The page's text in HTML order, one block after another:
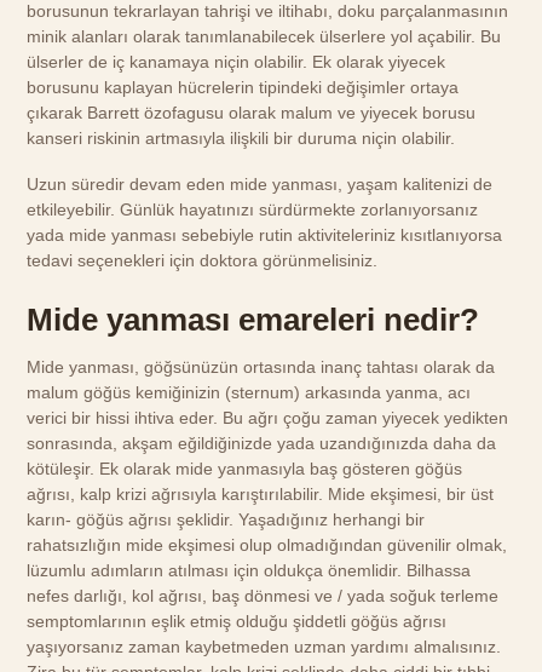
borusunun tekrarlayan tahrişi ve iltihabı, doku parçalanmasının
minik alanları olarak tanımlanabilecek ülserlere yol açabilir. Bu
ülserler de iç kanamaya niçin olabilir. Ek olarak yiyecek
borusunu kaplayan hücrelerin tipindeki değişimler ortaya
çıkarak Barrett özofagusu olarak malum ve yiyecek borusu
kanseri riskinin artmasıyla ilişkili bir duruma niçin olabilir.
Uzun süredir devam eden mide yanması, yaşam kalitenizi de
etkileyebilir. Günlük hayatınızı sürdürmekte zorlanıyorsanız
yada mide yanması sebebiyle rutin aktiviteleriniz kısıtlanıyorsa
tedavi seçenekleri için doktora görünmelisiniz.
Mide yanması emareleri nedir?
Mide yanması, göğsünüzün ortasında inanç tahtası olarak da
malum göğüs kemiğinizin (sternum) arkasında yanma, acı
verici bir hissi ihtiva eder. Bu ağrı çoğu zaman yiyecek yedikten
sonrasında, akşam eğildiğinizde yada uzandığınızda daha da
kötüleşir. Ek olarak mide yanmasıyla baş gösteren göğüs
ağrısı, kalp krizi ağrısıyla karıştırılabilir. Mide ekşimesi, bir üst
karın- göğüs ağrısı şeklidir. Yaşadığınız herhangi bir
rahatsızlığın mide ekşimesi olup olmadığından güvenilir olmak,
lüzumlu adımların atılması için oldukça önemlidir. Bilhassa
nefes darlığı, kol ağrısı, baş dönmesi ve / yada soğuk terleme
semptomlarının eşlik etmiş olduğu şiddetli göğüs ağrısı
yaşıyorsanız zaman kaybetmeden uzman yardımı almalısınız.